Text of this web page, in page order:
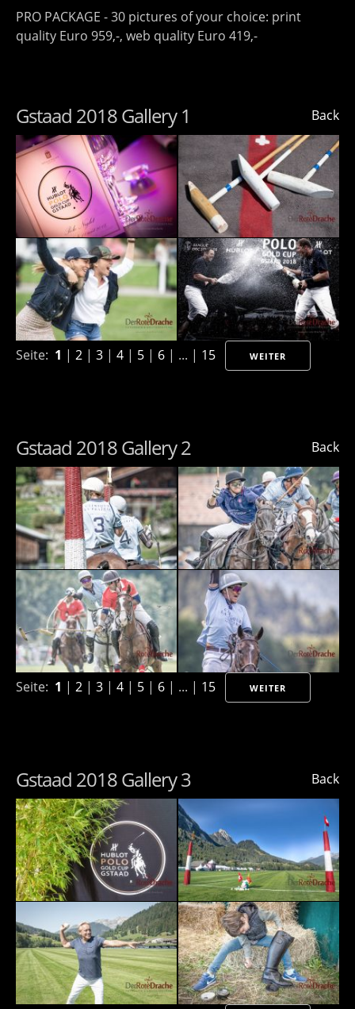
PRO PACKAGE - 30 pictures of your choice: print
quality Euro 959,-, web quality Euro 419,-
Back
Gstaad 2018 Gallery 1
Seite: 1 | 2 | 3 | 4 | 5 | 6 | ... | 15 WEITER
Back
Gstaad 2018 Gallery 2
Seite: 1 | 2 | 3 | 4 | 5 | 6 | ... | 15 WEITER
Back
Gstaad 2018 Gallery 3